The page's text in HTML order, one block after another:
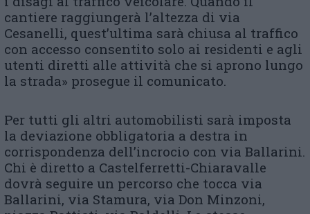
cantiere raggiungerà l’altezza di via
Cesanelli, quest’ultima sarà chiusa al traffico
con accesso consentito solo ai residenti e agli
utenti diretti alle attività che si aprono lungo
la strada» prosegue il comunicato.
Per tutti gli altri automobilisti sarà imposta
la deviazione obbligatoria a destra in
corrispondenza dell’incrocio con via Ballarini.
Chi è diretto a Castelferretti-Chiaravalle
dovrà seguire un percorso che tocca via
Ballarini, via Stamura, via Don Minzoni,